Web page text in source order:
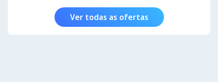
Ver todas as ofertas